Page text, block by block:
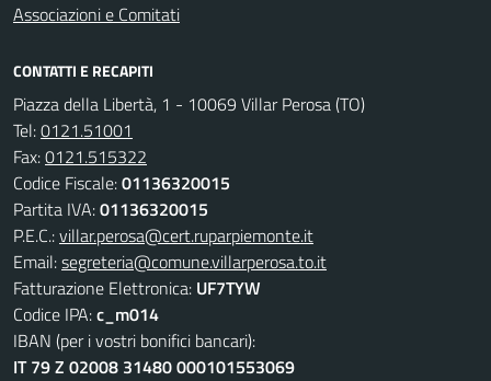
Associazioni e Comitati
CONTATTI E RECAPITI
Piazza della Libertà, 1 - 10069 Villar Perosa (TO)
Tel:0121.51001
Fax:0121.515322
Codice Fiscale:01136320015
Partita IVA:01136320015
P.E.C.:villar.perosa@cert.ruparpiemonte.it
Email:segreteria@comune.villarperosa.to.it
Fatturazione Elettronica: UF7TYW
Codice IPA:c_m014
IBAN (per i vostri bonifici bancari):
IT 79 Z 02008 31480 000101553069